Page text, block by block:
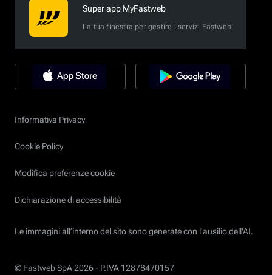
Super app MyFastweb
La tua finestra per gestire i servizi Fastweb
Informativa Privacy
Cookie Policy
Modifica preferenze cookie
Dichiarazione di accessibilità
Le immagini all’interno del sito sono generate con l'ausilio dell'AI.
© Fastweb SpA 2026 - P.IVA 12878470157